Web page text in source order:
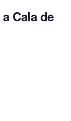
Cala de